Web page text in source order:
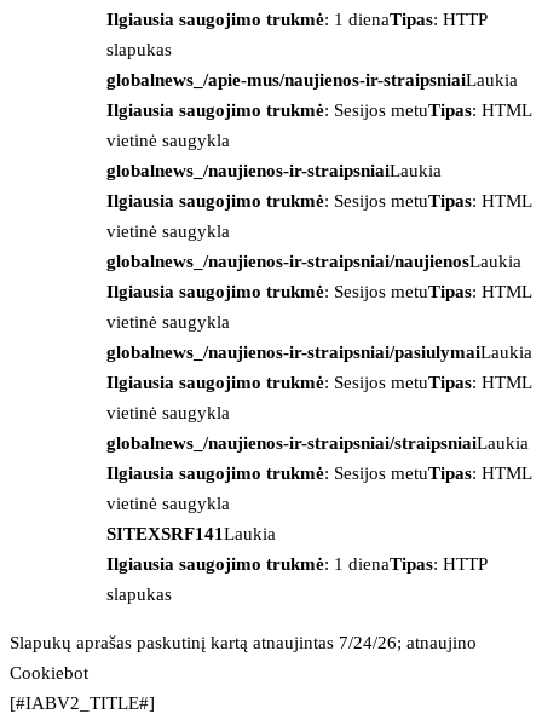
Ilgiausia saugojimo trukmė: 1 dienaTipas: HTTP
slapukas
globalnews_/apie-mus/naujienos-ir-straipsniaiLaukia
Ilgiausia saugojimo trukmė: Sesijos metuTipas: HTML
vietinė saugykla
globalnews_/naujienos-ir-straipsniaiLaukia
Ilgiausia saugojimo trukmė: Sesijos metuTipas: HTML
vietinė saugykla
globalnews_/naujienos-ir-straipsniai/naujienosLaukia
Ilgiausia saugojimo trukmė: Sesijos metuTipas: HTML
vietinė saugykla
globalnews_/naujienos-ir-straipsniai/pasiulymaiLaukia
Ilgiausia saugojimo trukmė: Sesijos metuTipas: HTML
vietinė saugykla
globalnews_/naujienos-ir-straipsniai/straipsniaiLaukia
Ilgiausia saugojimo trukmė: Sesijos metuTipas: HTML
vietinė saugykla
SITEXSRF141Laukia
Ilgiausia saugojimo trukmė: 1 dienaTipas: HTTP
slapukas
Slapukų aprašas paskutinį kartą atnaujintas 7/24/26; atnaujino
Cookiebot
[#IABV2_TITLE#]